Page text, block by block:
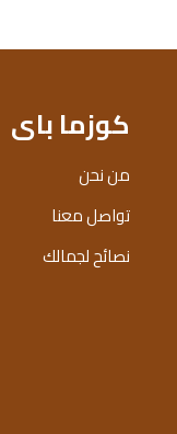
كوزما باى
من نحن
تواصل معنا
نصائح لجمالك